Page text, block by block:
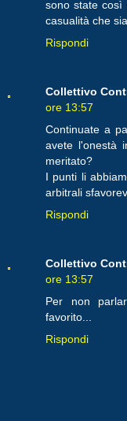
sono state così
casualità che
Rispondi
Collettivo
ore 13:57
Continuate a
avete l'onestà
meritato?
I punti li
arbitrali
Rispondi
Collettivo
ore 13:57
Per non
favorito...
Rispondi